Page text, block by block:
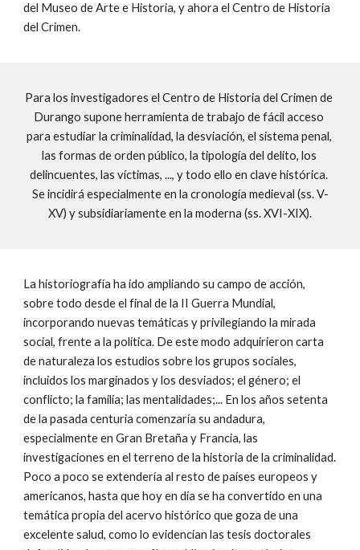
del Museo de Arte e Historia, y ahora el Centro de Historia
del Crimen.
Para los investigadores el Centro de Historia del Crimen de
Durango supone herramienta de trabajo de fácil acceso
para estudiar la criminalidad, la desviación, el sistema penal,
las formas de orden público, la tipología del delito, los
delincuentes, las víctimas, ..., y todo ello en clave histórica.
Se incidirá especialmente en la cronología medieval (ss. V-
XV) y subsidiariamente en la moderna (ss. XVI-XIX).
La historiografía ha ido ampliando su campo de acción,
sobre todo desde el final de la II Guerra Mundial,
incorporando nuevas temáticas y privilegiando la mirada
social, frente a la política. De este modo adquirieron carta
de naturaleza los estudios sobre los grupos sociales,
incluidos los marginados y los desviados; el género; el
conflicto; la familia; las mentalidades;... En los años setenta
de la pasada centuria comenzaría su andadura,
especialmente en Gran Bretaña y Francia, las
investigaciones en el terreno de la historia de la criminalidad.
Poco a poco se extendería al resto de países europeos y
americanos, hasta que hoy en día se ha convertido en una
temática propia del acervo histórico que goza de una
excelente salud, como lo evidencian las tesis doctorales